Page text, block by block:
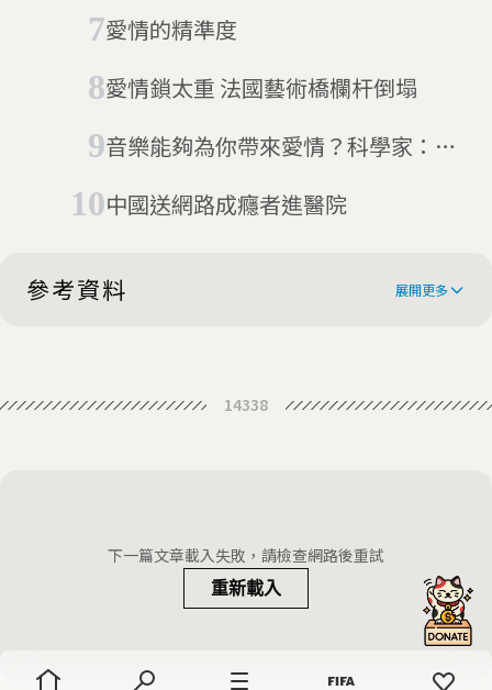
愛情的精準度
愛情鎖太重 法國藝術橋欄杆倒塌
音樂能夠為你帶來愛情？科學家：音
中國送網路成癮者進醫院
參考資料 展開更多
14338
下一篇文章載入失敗，請檢查網路後重試
重新載入